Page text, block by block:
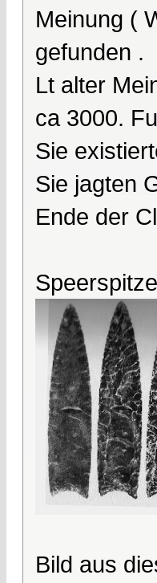
Meinung (
gefunden .
Lt alter
ca 3000.
Sie
Sie jagten
Ende der
Bild aus